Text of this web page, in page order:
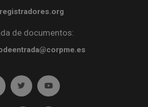
de documentos:
a facebook (abre en ventana nueva)
Ir a twitter (abre en ventana nueva)
Ir a YouTube (abre en